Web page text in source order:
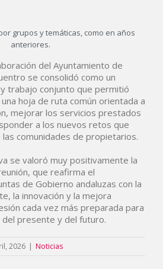
grupos y temáticas, como en años
anteriores.
del Ayuntamiento de
se consolidó como un
trabajo conjunto que permitió
hoja de ruta común orientada a
mejorar los servicios prestados
a los nuevos retos que
comunidades de propietarios.
se valoró muy positivamente la
que reafirma el
de Gobierno andaluzas con la
la innovación y la mejora
cada vez más preparada para
presente y del futuro.
2026 | Noticias